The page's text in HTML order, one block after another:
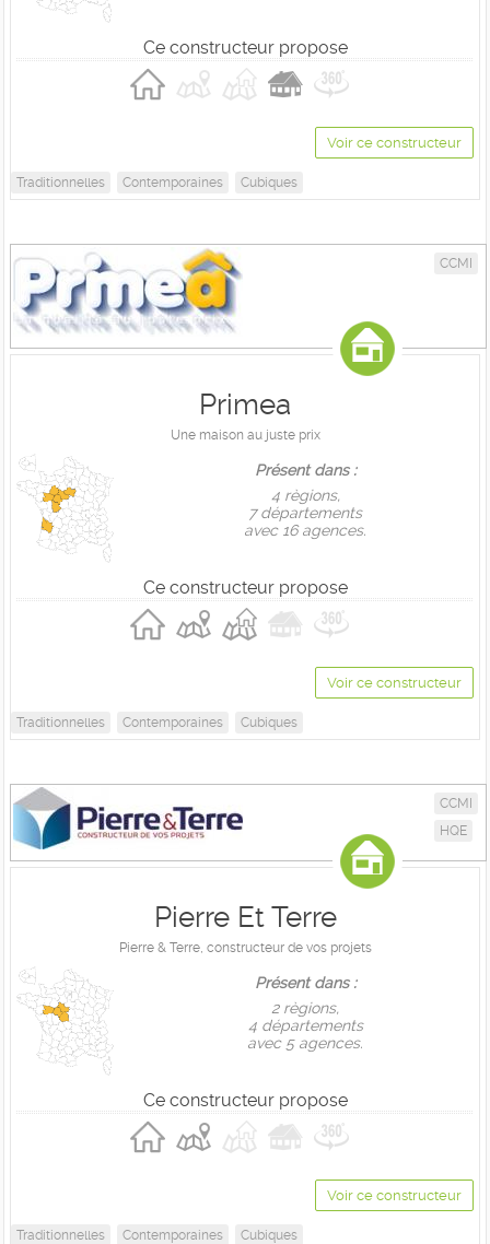
Ce constructeur propose
Voir ce constructeur
Traditionnelles Contemporaines Cubiques
CCMI
Primea
Une maison au juste prix
Présent dans :
4 règions,
7 départements
avec 16 agences.
Ce constructeur propose
Voir ce constructeur
Traditionnelles Contemporaines Cubiques
CCMI
HQE
Pierre Et Terre
Pierre & Terre, constructeur de vos projets
Présent dans :
2 règions,
4 départements
avec 5 agences.
Ce constructeur propose
Voir ce constructeur
Traditionnelles Contemporaines Cubiques